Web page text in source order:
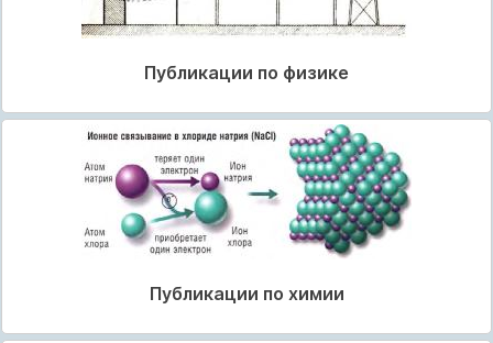
Публикации по физике
Публикации по химии